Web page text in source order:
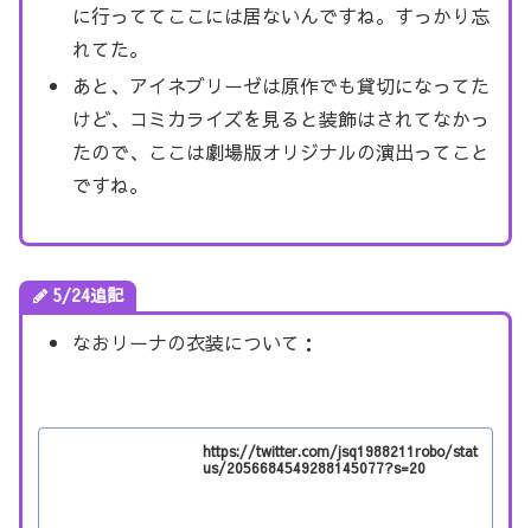
に行っててここには居ないんですね。すっかり忘
れてた。
あと、アイネブリーゼは原作でも貸切になってた
けど、コミカライズを見ると装飾はされてなかっ
たので、ここは劇場版オリジナルの演出ってこと
ですね。
5/24追記
なおリーナの衣装について：
https://twitter.com/jsq1988211robo/stat
us/2056684549288145077?s=20